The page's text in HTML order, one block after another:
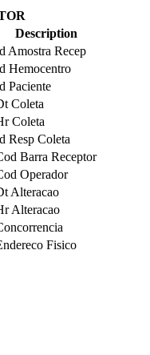
Description
Amostra Recep
Hemocentro
Paciente
Coleta
Coleta
Resp Coleta
Barra Receptor
Operador
Alteracao
Alteracao
Fisico